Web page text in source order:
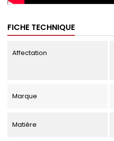
FICHE TECHNIQUE
Affectation
Marque
Matière